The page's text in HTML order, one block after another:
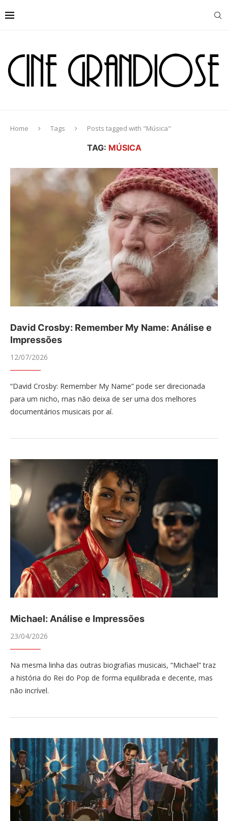
Home Tags Posts tagged with "Música"
TAG: MÚSICA
David Crosby: Remember My Name: Análise e
Impressões
12/07/2026
“David Crosby: Remember My Name” pode ser direcionada
para um nicho, mas não deixa de ser uma dos melhores
documentários musicais por aí.
Michael: Análise e Impressões
23/04/2026
Na mesma linha das outras biografias musicais, “Michael” traz
a história do Rei do Pop de forma equilibrada e decente, mas
não incrível.